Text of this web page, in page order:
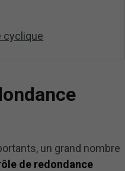
cyclique
un grand nombre
de redondance